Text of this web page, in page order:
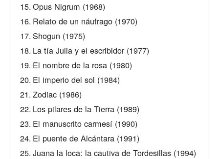
Opus Nigrum (1968)
Relato de un náufrago (1970)
Shogun (1975)
La tía Julia y el escribidor (1977)
El nombre de la rosa (1980)
El imperio del sol (1984)
Zodiac (1986)
Los pilares de la Tierra (1989)
El manuscrito carmesí (1990)
El puente de Alcántara (1991)
Juana la loca: la cautiva de Tordesillas (1994)